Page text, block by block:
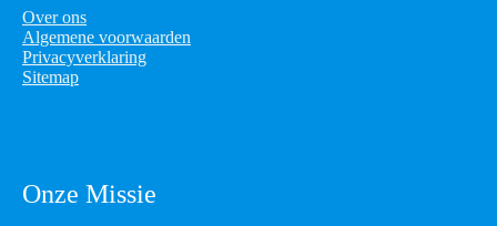
Over ons
Algemene voorwaarden
Privacyverklaring
Sitemap
Onze Missie